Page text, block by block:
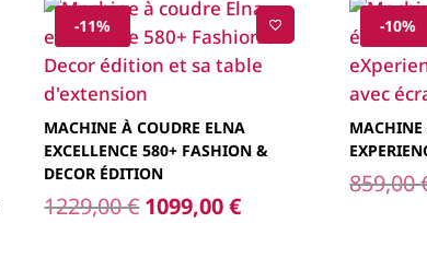
-11%
MACHINE À COUDRE ELNA
EXCELLENCE 580+ FASHION &
DECOR ÉDITION
1229,00€ Le
1099,00€Le
-10%
MACHINE
859,00